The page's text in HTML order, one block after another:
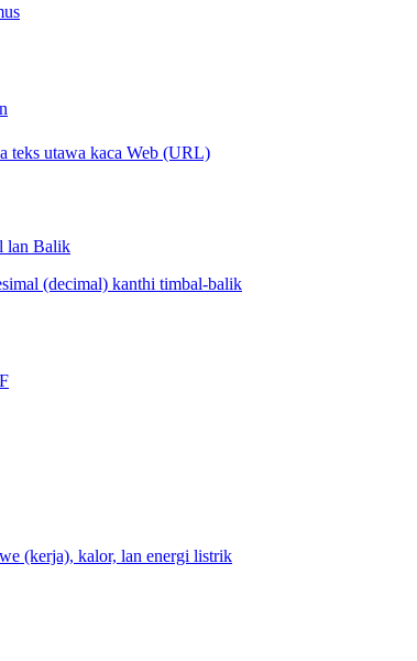
teks utawa kaca Web (URL)
lan Balik
(decimal) kanthi timbal-balik
(kerja), kalor, lan energi listrik